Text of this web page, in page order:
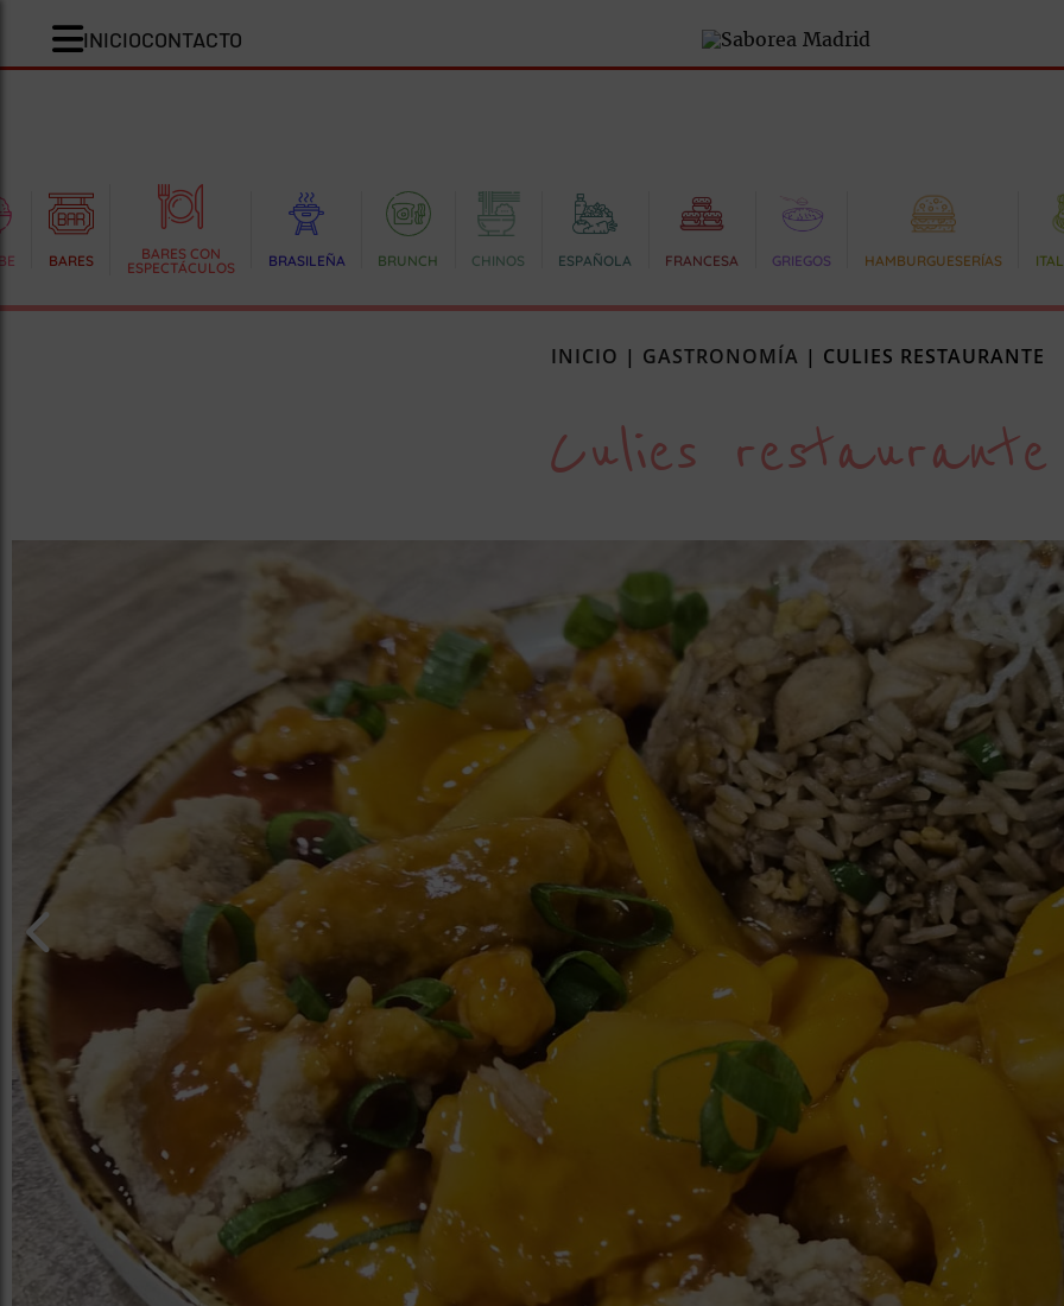
INICIOCONTACTO
BARES
BARES CON
ESPECTÁCULOS
BRASILEÑA BRUNCH CHINOS ESPAÑOLA FRANCESA GRIEGOS HAMBURGUESERÍAS
INICIO | GASTRONOMÍA | CULIES RESTAURANTE
Culies restaurante